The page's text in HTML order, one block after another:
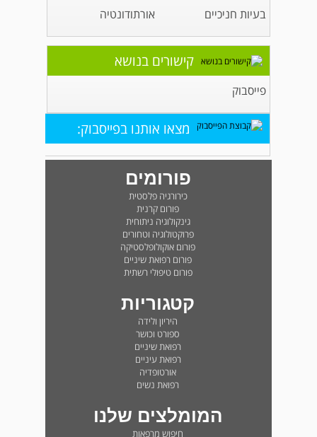
בעיות חניכיים
אורתודונטיה
קישורים בנושא
פייסבוק
מצאו אותנו בפייסבוק:
פורומים
כירורגיה פלסטית
פורום קרנית
גינקולוגיה ניתוחית
פרוקטולוגיה וטחורים
פורום אוקולופלסטיקה
פורום רפואת שיניים
פורום טיפולי רשתית
קטגוריות
היריון ולידה
ספורט וכושר
רפואת שיניים
רפואת עיניים
אורטופדיה
רפואת נשים
המומלצים שלנו
חיפוש מרפאות